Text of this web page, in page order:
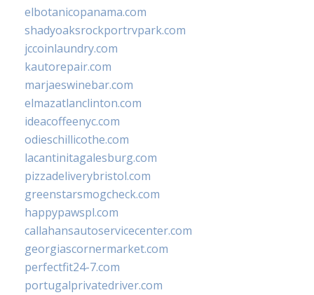
elbotanicopanama.com
shadyoaksrockportrvpark.com
jccoinlaundry.com
kautorepair.com
marjaeswinebar.com
elmazatlanclinton.com
ideacoffeenyc.com
odieschillicothe.com
lacantinitagalesburg.com
pizzadeliverybristol.com
greenstarsmogcheck.com
happypawspl.com
callahansautoservicecenter.com
georgiascornermarket.com
perfectfit24-7.com
portugalprivatedriver.com